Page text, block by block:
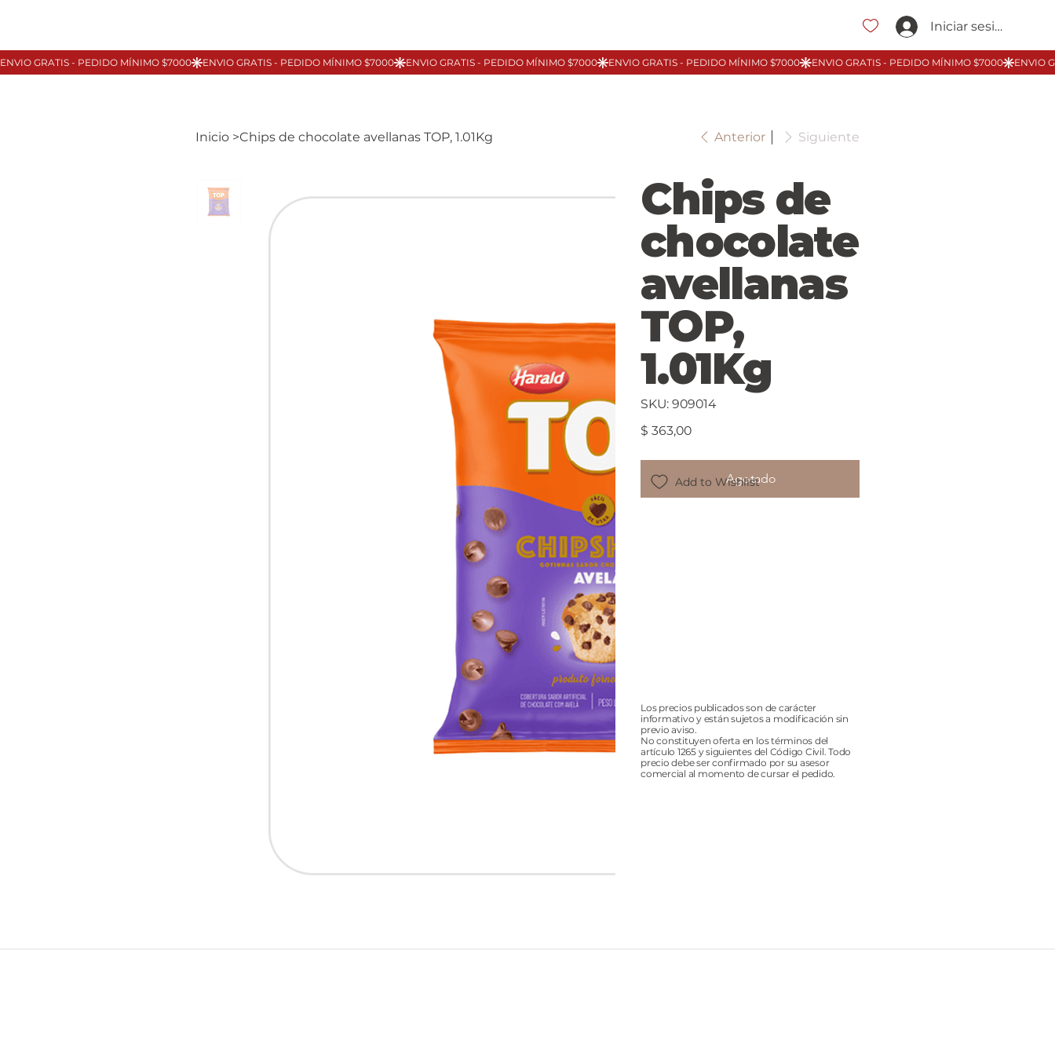
Iniciar sesión
Inicio >Chips de chocolate avellanas TOP, 1.01Kg Anterior Siguiente
Chips de
chocolate
avellanas
TOP,
1.01Kg
SKU: SKU
909014
909014
Precio
$ 363,00
Agotado
Add to Wishlist
Los precios publicados son de carácter
informativo y están sujetos a modificación sin
previo aviso.
No constituyen oferta en los términos del
artículo 1265 y siguientes del Código Civil. Todo
precio debe ser confirmado por su asesor
comercial al momento de cursar el pedido.